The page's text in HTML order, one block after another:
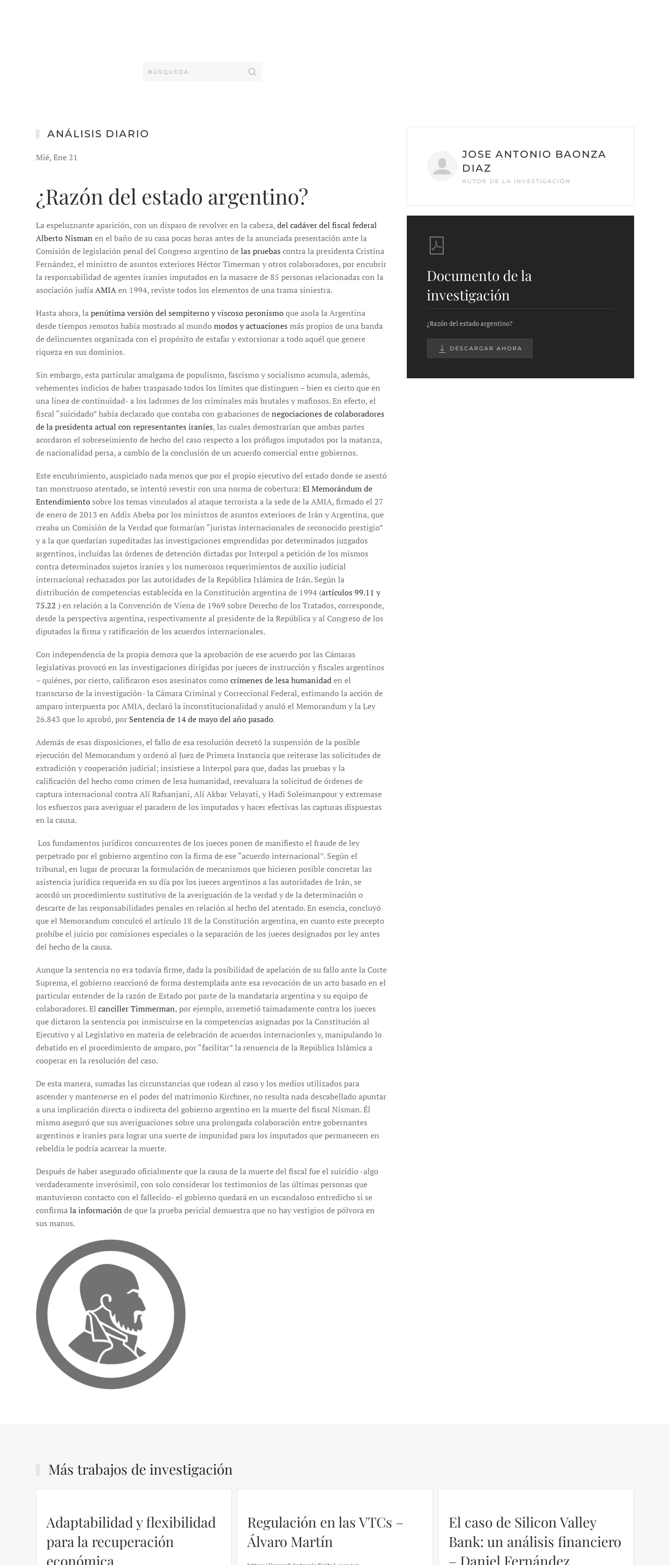
ANÁLISIS DIARIO
Mié, Ene 21
¿Razón del estado argentino?
La espeluznante aparición, con un disparo de revolver en la cabeza,del cadáver del fiscal federal
Alberto Nisman en el baño de su casa pocas horas antes de la anunciada presentación ante la
Comisión de legislación penal del Congreso argentino delas pruebas contra la presidenta Cristina
Fernández, el ministro de asuntos exteriores Héctor Timerman y otros colaboradores, por encubrir
la responsabilidad de agentes iraníes imputados en la masacre de 85 personas relacionadas con la
asociación judíaAMIAen 1994, reviste todos los elementos de una trama siniestra.
Hasta ahora, lapenútima versión del sempiterno y viscoso peronismoque asola la Argentina
desde tiempos remotos había mostrado al mundo modos y actuaciones más propios de una banda
de delincuentes organizada con el propósito de estafar y extorsionar a todo aquél que genere
riqueza en sus dominios.
Sin embargo, esta particular amalgama de populismo, fascismo y socialismo acumula, además,
vehementes indicios de haber traspasado todos los límites que distinguen – bien es cierto que en
una línea de continuidad- a los ladrones de los criminales más brutales y mafiosos. En efecto, el
fiscal “suicidado” había declarado que contaba con grabaciones denegociaciones de colaboradores
de la presidenta actual con representantes iraníes, las cuales demostrarían que ambas partes
acordaron el sobreseimiento de hecho del caso respecto a los prófugos imputados por la matanza,
de nacionalidad persa, a cambio de la conclusión de un acuerdo comercial entre gobiernos.
Este encubrimiento, auspiciado nada menos que por el propio ejecutivo del estado donde se asestó
tan monstruoso atentado, se intentó revestir con una norma de cobertura: El Memorándum de
Entendimiento sobre los temas vinculados al ataque terrorista a la sede de la AMIA, firmado el 27
de enero de 2013 en Addis Abeba por los ministros de asuntos exteriores de Irán y Argentina, que
creaba un Comisión de la Verdad que formarían “juristas internacionales de reconocido prestigio”
y a la que quedarían supeditadas las investigaciones emprendidas por determinados juzgados
argentinos, incluídas las órdenes de detención dictadas por Interpol a petición de los mismos
contra determinados sujetos iraníes y los numerosos requerimientos de auxilio judicial
internacional rechazados por las autoridades de la República Islámica de Irán. Según la
distribución de competencias establecida en la Constitución argentina de 1994 (artículos 99.11 y
75.22 ) en relación a la Convención de Viena de 1969 sobre Derecho de los Tratados, corresponde,
desde la perspectiva argentina, respectivamente al presidente de la República y al Congreso de los
diputados la firma y ratificación de los acuerdos internacionales.
Con independencia de la propia demora que la aprobación de ese acuerdo por las Cámaras
legislativas provocó en las investigaciones dirigidas por jueces de instrucción y fiscales argentinos
– quiénes, por cierto, calificaron esos asesinatos como crímenes de lesa humanidaden el
transcurso de la investigación- la Cámara Criminal y Correccional Federal, estimando la acción de
amparo interpuesta por AMIA, declaró la inconstitucionalidad y anuló el Memorandum y la Ley
26.843 que lo aprobó, por Sentencia de 14 de mayo del año pasado.
Además de esas disposiciones, el fallo de esa resolución decretó la suspensión de la posible
ejecución del Memorandum y ordenó al Juez de Primera Instancia que reiterase las solicitudes de
extradición y cooperación judicial; insistiese a Interpol para que, dadas las pruebas y la
calificación del hecho como crimen de lesa humanidad, reevaluara la solicitud de órdenes de
captura internacional contra Alí Rafsanjani, Alí Akbar Velayati, y Hadi Soleimanpour y extremase
los esfuerzos para averiguar el paradero de los imputados y hacer efectivas las capturas dispuestas
en la causa.
Los fundamentos jurídicos concurrentes de los jueces ponen de manifiesto el fraude de ley
perpetrado por el gobierno argentino con la firma de ese “acuerdo internacional”. Según el
tribunal, en lugar de procurar la formulación de mecanismos que hicieren posible concretar las
asistencia jurídica requerida en su día por los jueces argentinos a las autoridades de Irán, se
acordó un procedimiento sustitutivo de la averiguación de la verdad y de la determinación o
descarte de las responsabilidades penales en relación al hecho del atentado. En esencia, concluyó
que el Memorandum conculcó el artículo 18 de la Constitución argentina, en cuanto este precepto
prohíbe el juicio por comisiones especiales o la separación de los jueces designados por ley antes
del hecho de la causa.
Aunque la sentencia no era todavía firme, dada la posibilidad de apelación de su fallo ante la Corte
Suprema, el gobierno reaccionó de forma destemplada ante esa revocación de un acto basado en el
particular entender de la razón de Estado por parte de la mandataria argentina y su equipo de
colaboradores. El canciller Timmerman, por ejemplo, arremetió taimadamente contra los jueces
que dictaron la sentencia por inmiscuirse en la competencias asignadas por la Constitución al
Ejecutivo y al Legislativo en materia de celebración de acuerdos internacionles y, manipulando lo
debatido en el procedimiento de amparo, por “facilitar” la renuencia de la República Islámica a
cooperar en la resolución del caso.
De esta manera, sumadas las circunstancias que rodean al caso y los medios utilizados para
ascender y mantenerse en el poder del matrimonio Kirchner, no resulta nada descabellado apuntar
a una implicación directa o indirecta del gobierno argentino en la muerte del fiscal Nisman. Él
mismo aseguró que sus averiguaciones sobre una prolongada colaboración entre gobernantes
argentinos e iraníes para lograr una suerte de impunidad para los imputados que permanecen en
rebeldía le podría acarrear la muerte.
Después de haber asegurado oficialmente que la causa de la muerte del fiscal fue el suicidio -algo
verdaderamente inverósimil, con solo considerar los testimonios de las últimas personas que
mantuvieron contacto con el fallecido- el gobierno quedará en un escandaloso entredicho si se
confirmala información de que la prueba pericial demuestra que no hay vestigios de pólvora en
sus manos.
JOSE ANTONIO BAONZA
DIAZ
AUTOR DE LA INVESTIGACIÓN
Documento de la
investigación
¿Razón del estado argentino?
DESCARGAR AHORA
Más trabajos de investigación
Regulación en las VTCs –
Álvaro Martín
El caso de Silicon Valley
Bank: un análisis financiero
– Daniel Fernández